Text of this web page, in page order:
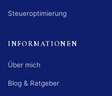
Steueroptimierung
INFORMATIONEN
Über mich
Blog & Ratgeber